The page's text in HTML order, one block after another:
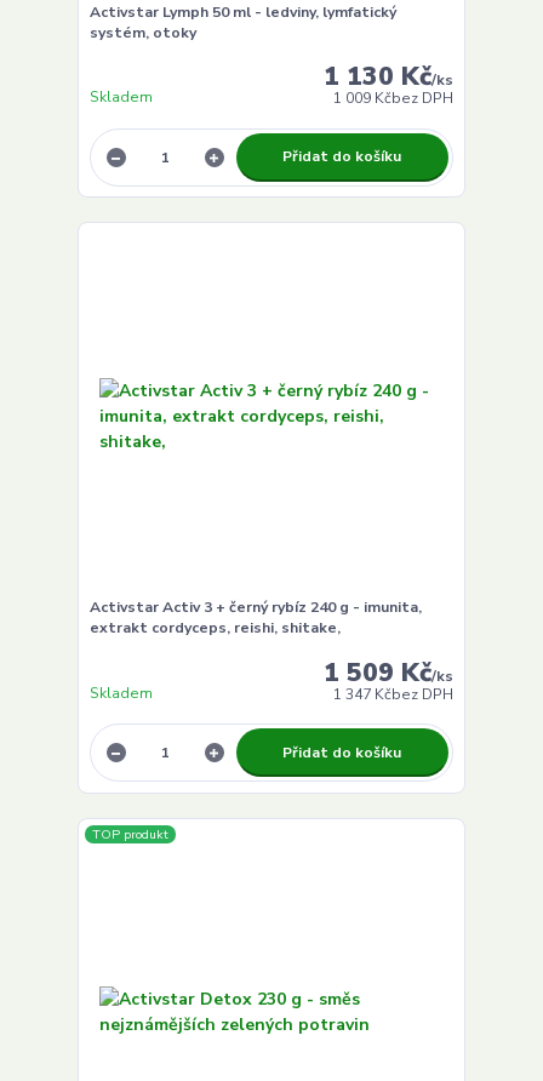
Activstar Lymph 50 ml - ledviny, lymfatický
systém, otoky
1 130 Kč/ks
1 009 Kčbez DPH
Skladem
Přidat do košíku
Activstar Activ 3 + černý rybíz 240 g - imunita,
extrakt cordyceps, reishi, shitake,
1 509 Kč/ks
1 347 Kčbez DPH
Skladem
Přidat do košíku
TOP produkt